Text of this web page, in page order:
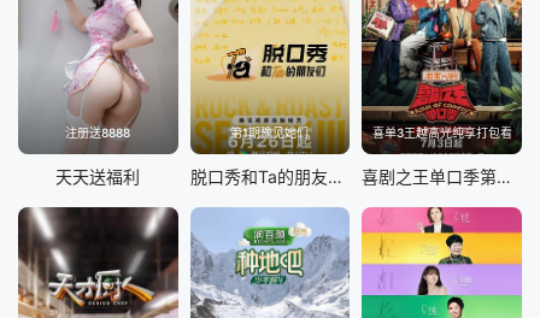
注册送8888
天天送福利
第1期豫见她们
脱口秀和Ta的朋友们 第三季
喜单3王越高光纯享打包看
喜剧之王单口季第三季